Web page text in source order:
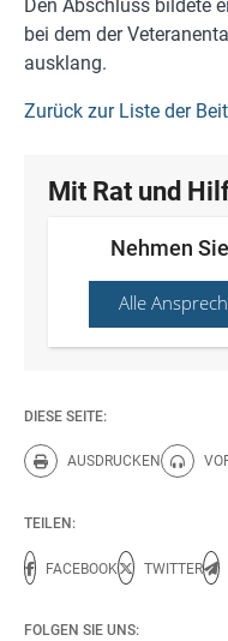
Den Abschluss bildete
bei dem der
ausklang.
Zurück zur Liste der
Mit Rat und
Nehmen
Alle
DIESE SEITE:
AUSDRUCKEN
Diese Seite
TEILEN:
FACEBOOK TWITTER
FOLGEN SIE UNS: